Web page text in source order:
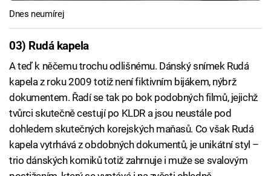
Dnes neumírej
03) Rudá kapela
A teď k něčemu trochu odlišnému. Dánský snímek Rudá
kapela z roku 2009 totiž není fiktivním bijákem, nýbrž
dokumentem. Řadí se tak po bok podobných filmů, jejichž
tvůrci skutečně cestují po KLDR a jsou neustále pod
dohledem skutečných korejských maňasů. Co však Rudá
kapela vytrhává z obdobných dokumentů, je unikátní styl –
trio dánských komiků totiž zahrnuje i muže se svalovým